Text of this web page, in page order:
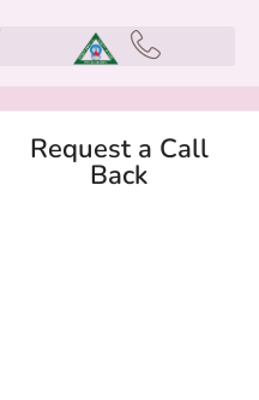
Request a Call
Back